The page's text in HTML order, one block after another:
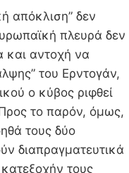
απόκλιση” δεν
πλευρά δεν
και αντοχή να
του Ερντογάν,
ο κύβος ριφθεί
το παρόν, όμως,
τους δύο
διαπραγματευτικά
τους